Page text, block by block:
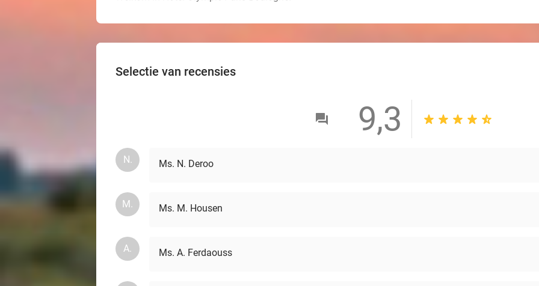
Selectie van recensies
9,3
N. Ms. N. Deroo
M. Ms. M. Housen
A. Ms. A. Ferdaouss